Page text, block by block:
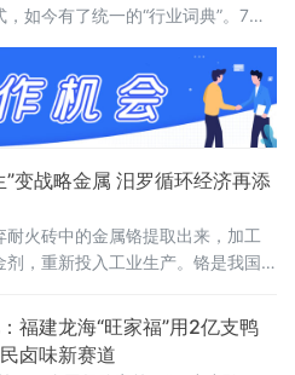
如今有了统一的“行业词典”。7月3
城市促进会牵头，联合杭州市上城
局、阿里云等14家单位共同编制的
OPC术语》团体标准正式发布，将
实施。这是国内首个聚焦人工智能
Person Company，一人公司）领
”变战略金属 汨罗循环经济再添
耐火砖中的金属铬提取出来，加工
剂，重新投入工业生产。铬是我国
九成以上依赖进口。锘锋新材料的
辟蹊径，将目光投向长期被忽视
”——废耐火砖
福建龙海“旺家福”用2亿支鸭
卤味新赛道